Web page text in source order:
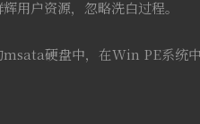
用户资源，忽略洗白过程。
msata硬盘中，在Win PE系统